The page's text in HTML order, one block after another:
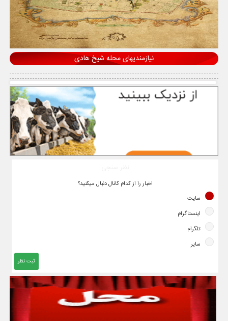
نیازمندیهای محله شیخ هادی
اخبار را از کدام کانال دنبال میکنید؟
سایت
اینستاگرام
تلگرام
سایر
ثبت نظر